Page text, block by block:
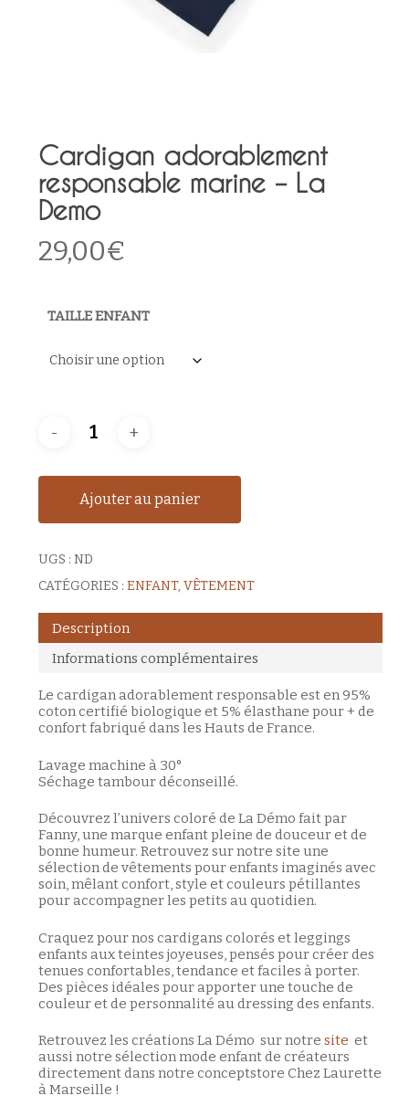
Cardigan adorablement
responsable marine – La
Demo
29,00€
TAILLE ENFANT
Ajouter au panier
UGS : ND
CATÉGORIES : ENFANT, VÊTEMENT
Description
Informations complémentaires
Le cardigan adorablement responsable est en 95%
coton certifié biologique et 5% élasthane pour + de
confort fabriqué dans les Hauts de France.
Lavage machine à 30°
Séchage tambour déconseillé.
Découvrez l’univers coloré de La Démo fait par
Fanny, une marque enfant pleine de douceur et de
bonne humeur. Retrouvez sur notre site une
sélection de vêtements pour enfants imaginés avec
soin, mêlant confort, style et couleurs pétillantes
pour accompagner les petits au quotidien.
Craquez pour nos cardigans colorés et leggings
enfants aux teintes joyeuses, pensés pour créer des
tenues confortables, tendance et faciles à porter.
Des pièces idéales pour apporter une touche de
couleur et de personnalité au dressing des enfants.
Retrouvez les créations La Démo sur notre site et
aussi notre sélection mode enfant de créateurs
directement dans notre conceptstore Chez Laurette
à Marseille !